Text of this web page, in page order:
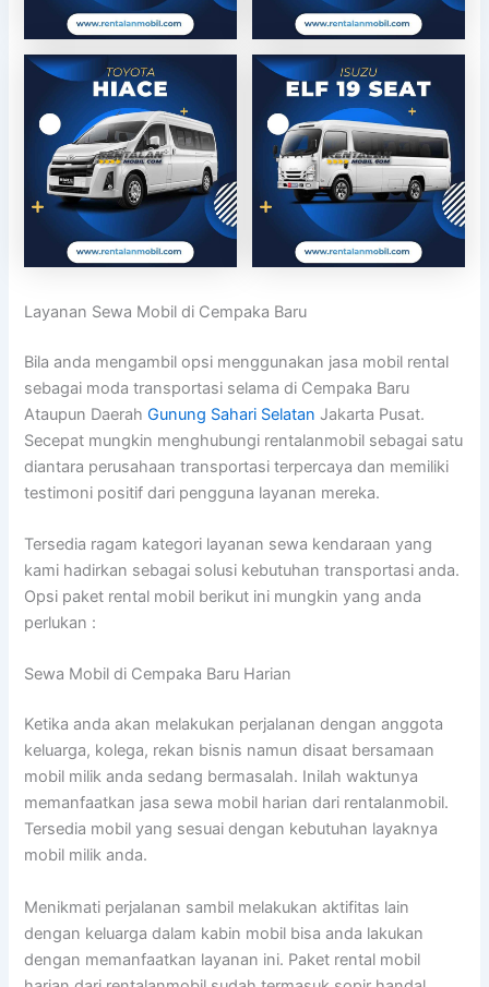
Layanan Sewa Mobil di Cempaka Baru
Bila anda mengambil opsi menggunakan jasa mobil rental
sebagai moda transportasi selama di Cempaka Baru
Ataupun DaerahGunung Sahari Selatan Jakarta Pusat.
Secepat mungkin menghubungi rentalanmobil sebagai satu
diantara perusahaan transportasi terpercaya dan memiliki
testimoni positif dari pengguna layanan mereka.
Tersedia ragam kategori layanan sewa kendaraan yang
kami hadirkan sebagai solusi kebutuhan transportasi anda.
Opsi paket rental mobil berikut ini mungkin yang anda
perlukan :
Sewa Mobil di Cempaka Baru Harian
Ketika anda akan melakukan perjalanan dengan anggota
keluarga, kolega, rekan bisnis namun disaat bersamaan
mobil milik anda sedang bermasalah. Inilah waktunya
memanfaatkan jasa sewa mobil harian dari rentalanmobil.
Tersedia mobil yang sesuai dengan kebutuhan layaknya
mobil milik anda.
Menikmati perjalanan sambil melakukan aktifitas lain
dengan keluarga dalam kabin mobil bisa anda lakukan
dengan memanfaatkan layanan ini. Paket rental mobil